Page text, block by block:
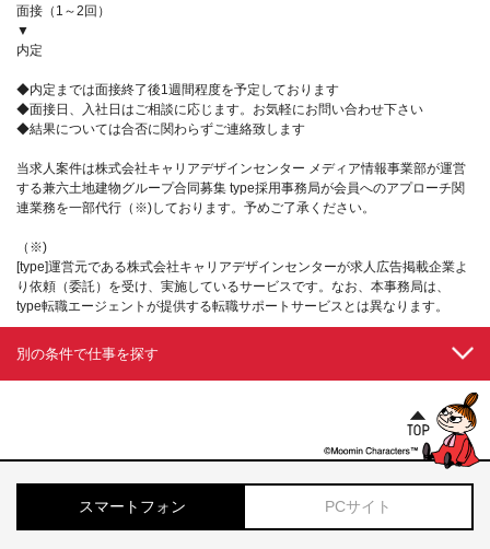
面接（1～2回）
▼
内定
◆内定までは面接終了後1週間程度を予定しております
◆面接日、入社日はご相談に応じます。お気軽にお問い合わせ下さい
◆結果については合否に関わらずご連絡致します
当求人案件は株式会社キャリアデザインセンター メディア情報事業部が運営
する兼六土地建物グループ合同募集 type採用事務局が会員へのアプローチ関
連業務を一部代行（※)しております。予めご了承ください。
（※)
[type]運営元である株式会社キャリアデザインセンターが求人広告掲載企業よ
り依頼（委託）を受け、実施しているサービスです。なお、本事務局は、
type転職エージェントが提供する転職サポートサービスとは異なります。
別の条件で仕事を探す
スマートフォン PCサイト